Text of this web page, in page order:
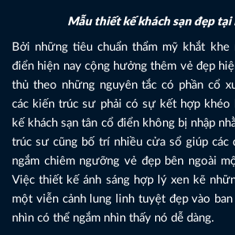
Mẫu thiết kế khách sạn đẹp tại
Bởi những tiêu chuẩn thẩm mỹ khắt khe
điển hiện nay cộng hưởng thêm vẻ đẹp
thủ theo những nguyên tắc có phần cổ
các kiến trúc sư phải có sự kết hợp
kế khách sạn tân cổ điển không bị nhập
trúc sư cũng bố trí nhiều cửa sổ giúp các
ngắm chiêm ngưỡng vẻ đẹp bên ngoài
Việc thiết kế ánh sáng hợp lý xen kẽ
một viễn cảnh lung linh tuyệt đẹp vào
nhìn có thể ngắm nhìn thấy nó dễ dàng.